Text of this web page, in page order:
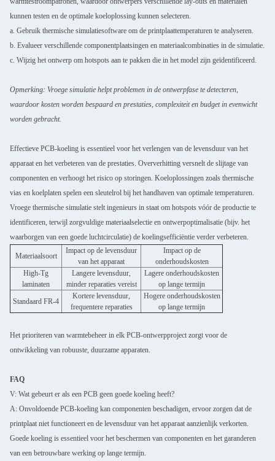
kunnen testen en de optimale koeloplossing kunnen selecteren.
a. Gebruik thermische simulatiesoftware om de printplaattemperaturen te analyseren.
b. Evalueer verschillende componentplaatsingen en materiaalcombinaties in de simulatie.
c. Wijzig het ontwerp om hotspots aan te pakken die in het model zijn geïdentificeerd.
Opmerking: Vroege simulatie helpt problemen in de ontwerpfase te detecteren,
waardoor kosten worden bespaard en prestaties, complexiteit en budget in evenwicht
worden gebracht.
Effectieve PCB-koeling is essentieel voor het verlengen van de levensduur van het
apparaat en het verbeteren van de prestaties. Oververhitting versnelt de slijtage van
componenten en verhoogt het risico op storingen. Koeloplossingen zoals thermische
vias en koelplaten spelen een sleutelrol bij het handhaven van optimale temperaturen.
Vroege thermische simulatie stelt ingenieurs in staat om hotspots vóór de productie te
identificeren, terwijl zorgvuldige materiaalselectie en ontwerpoptimalisatie (bijv. het
waarborgen van een goede luchtcirculatie) de koelingsefficiëntie verder verbeteren.
Materiaalsoort
Impact op de levensduur
van het apparaat
Impact op de
onderhoudskosten
High-Tg
laminaten
Langere levensduur,
minder reparaties vereist
Lagere onderhoudskosten
op lange termijn
Standaard FR-4
Kortere levensduur,
frequentere reparaties
Hogere onderhoudskosten
op lange termijn
Het prioriteren van warmtebeheer in elk PCB-ontwerpproject zorgt voor de
ontwikkeling van robuuste, duurzame apparaten.
FAQ
V: Wat gebeurt er als een PCB geen goede koeling heeft?
A: Onvoldoende PCB-koeling kan componenten beschadigen, ervoor zorgen dat de
printplaat niet functioneert en de levensduur van het apparaat aanzienlijk verkorten.
Goede koeling is essentieel voor het beschermen van componenten en het garanderen
van een betrouwbare werking op lange termijn.